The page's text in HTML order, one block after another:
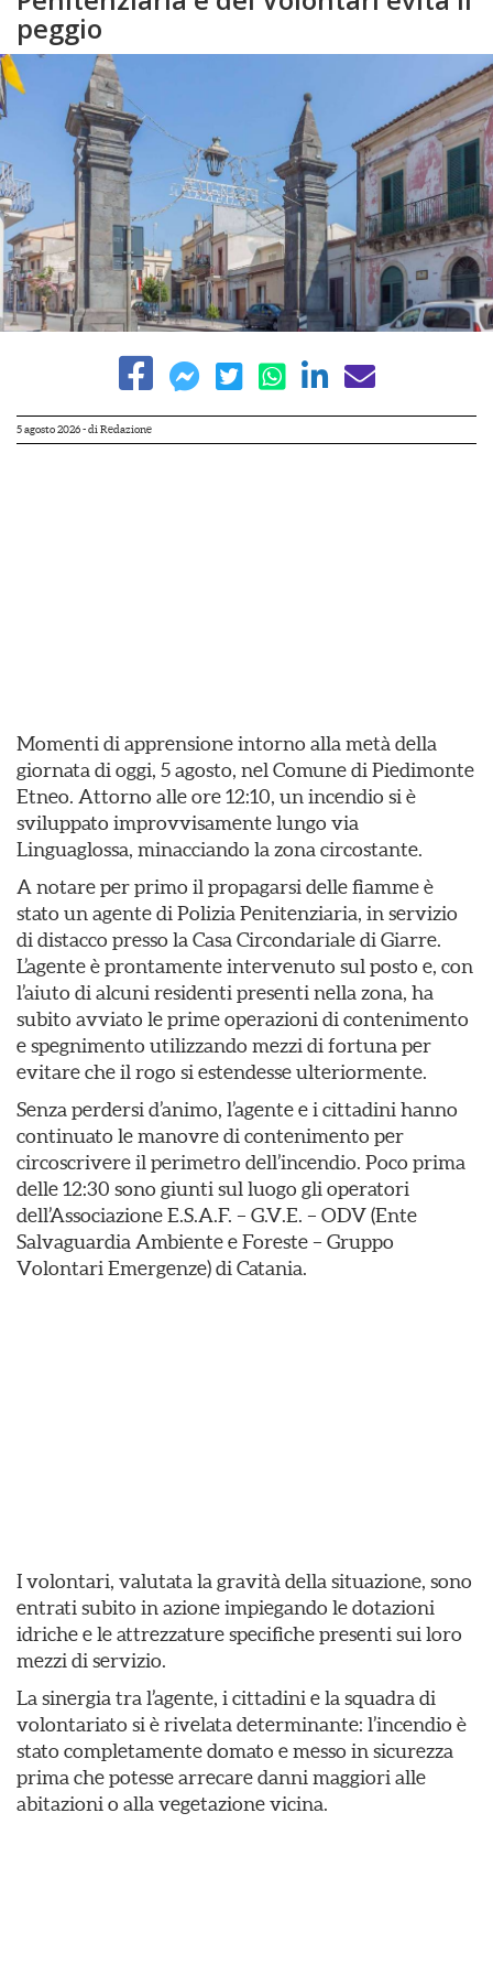
peggio
5 agosto 2026- di Redazione
Momenti di apprensione intorno alla metà della
giornata di oggi, 5 agosto, nel Comune di Piedimonte
Etneo. Attorno alle ore 12:10, un incendio si è
sviluppato improvvisamente lungo via
Linguaglossa, minacciando la zona circostante.
​A notare per primo il propagarsi delle fiamme è
stato un agente di Polizia Penitenziaria, in servizio
di distacco presso la Casa Circondariale di Giarre.
L’agente è prontamente intervenuto sul posto e, con
l’aiuto di alcuni residenti presenti nella zona, ha
subito avviato le prime operazioni di contenimento
e spegnimento utilizzando mezzi di fortuna per
evitare che il rogo si estendesse ulteriormente.
​Senza perdersi d’animo, l’agente e i cittadini hanno
continuato le manovre di contenimento per
circoscrivere il perimetro dell’incendio. Poco prima
delle 12:30 sono giunti sul luogo gli operatori
dell’Associazione E.S.A.F. – G.V.E. – ODV (Ente
Salvaguardia Ambiente e Foreste – Gruppo
Volontari Emergenze) di Catania.
I volontari, valutata la gravità della situazione, sono
entrati subito in azione impiegando le dotazioni
idriche e le attrezzature specifiche presenti sui loro
mezzi di servizio.
​La sinergia tra l’agente, i cittadini e la squadra di
volontariato si è rivelata determinante: l’incendio è
stato completamente domato e messo in sicurezza
prima che potesse arrecare danni maggiori alle
abitazioni o alla vegetazione vicina.